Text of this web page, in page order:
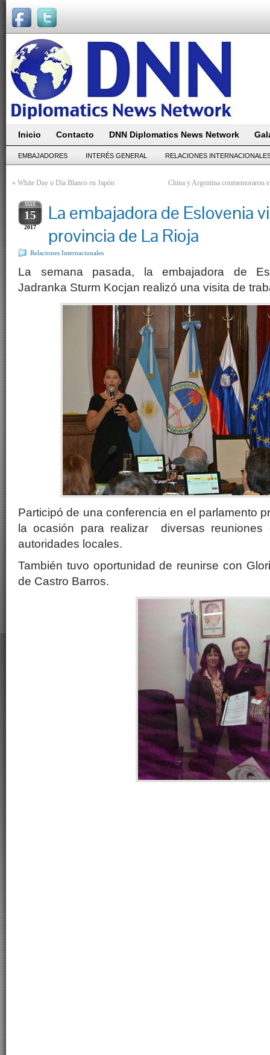
Inicio Contacto DNN Diplomatics News Network
EMBAJADORES INTERÉS GENERAL RELACIONES
« White Day o Día Blanco en Japón China y Argentina conmemoraron
MAR
15
2017
La embajadora de Eslovenia
provincia de La Rioja
Relaciones Internacionales
La semana pasada, la embajadora de
Jadranka Sturm Kocjan realizó una visita de
Participó de una conferencia en el parlamento
la ocasión para realizar diversas
autoridades locales.
También tuvo oportunidad de reunirse con
de Castro Barros.